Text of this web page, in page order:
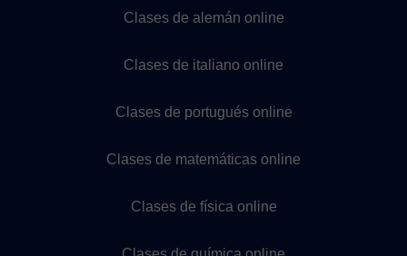
Clases de alemán online
Clases de italiano online
Clases de portugués online
Clases de matemáticas online
Clases de física online